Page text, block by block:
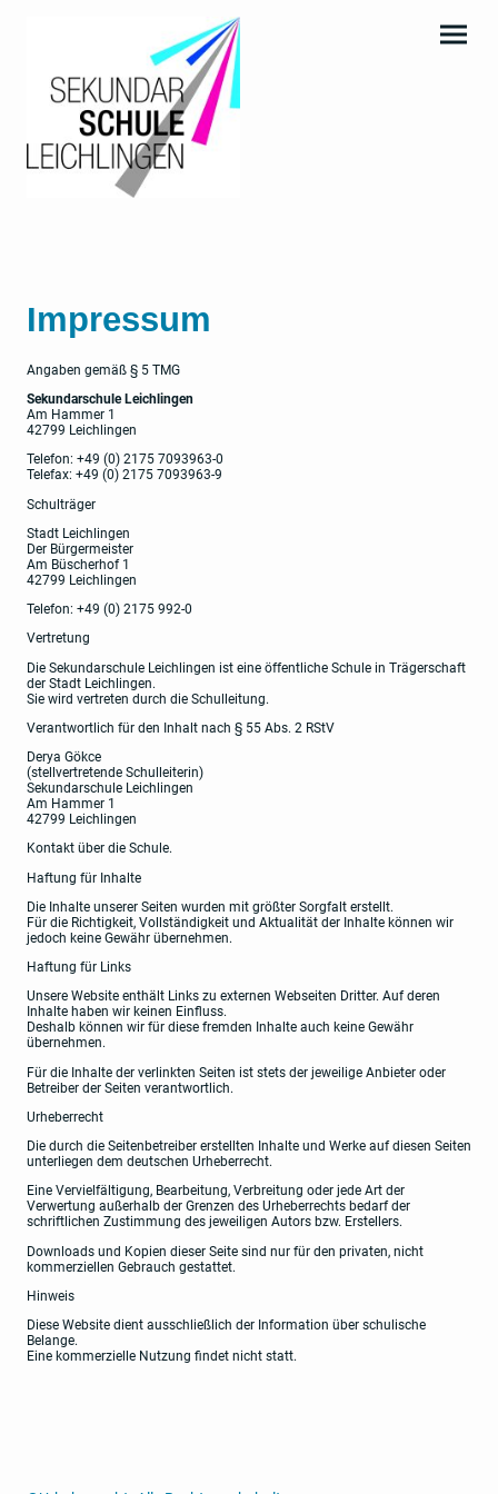
Impressum
Angaben gemäß § 5 TMG
Sekundarschule Leichlingen
Am Hammer 1
42799 Leichlingen
Telefon: +49 (0) 2175 7093963-0
Telefax: +49 (0) 2175 7093963-9
Schulträger
Stadt Leichlingen
Der Bürgermeister
Am Büscherhof 1
42799 Leichlingen
Telefon: +49 (0) 2175 992-0
Vertretung
Die Sekundarschule Leichlingen ist eine öffentliche Schule in Trägerschaft
der Stadt Leichlingen.
Sie wird vertreten durch die Schulleitung.
Verantwortlich für den Inhalt nach § 55 Abs. 2 RStV
Derya Gökce
(stellvertretende Schulleiterin)
Sekundarschule Leichlingen
Am Hammer 1
42799 Leichlingen
Kontakt über die Schule.
Haftung für Inhalte
Die Inhalte unserer Seiten wurden mit größter Sorgfalt erstellt.
Für die Richtigkeit, Vollständigkeit und Aktualität der Inhalte können wir
jedoch keine Gewähr übernehmen.
Haftung für Links
Unsere Website enthält Links zu externen Webseiten Dritter. Auf deren
Inhalte haben wir keinen Einfluss.
Deshalb können wir für diese fremden Inhalte auch keine Gewähr
übernehmen.
Für die Inhalte der verlinkten Seiten ist stets der jeweilige Anbieter oder
Betreiber der Seiten verantwortlich.
Urheberrecht
Die durch die Seitenbetreiber erstellten Inhalte und Werke auf diesen Seiten
unterliegen dem deutschen Urheberrecht.
Eine Vervielfältigung, Bearbeitung, Verbreitung oder jede Art der
Verwertung außerhalb der Grenzen des Urheberrechts bedarf der
schriftlichen Zustimmung des jeweiligen Autors bzw. Erstellers.
Downloads und Kopien dieser Seite sind nur für den privaten, nicht
kommerziellen Gebrauch gestattet.
Hinweis
Diese Website dient ausschließlich der Information über schulische
Belange.
Eine kommerzielle Nutzung findet nicht statt.